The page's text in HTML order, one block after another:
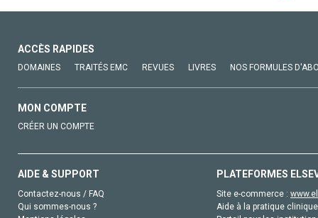
ACCÈS RAPIDES
DOMAINES TRAITÉS EMC REVUES LIVRES NOS FORMULES
MON COMPTE
CRÉER UN COMPTE
AIDE & SUPPORT
Contactez-nous / FAQ
Qui sommes-nous ?
PLATEFORMES
Site e-commerce :
Aide à la pratique